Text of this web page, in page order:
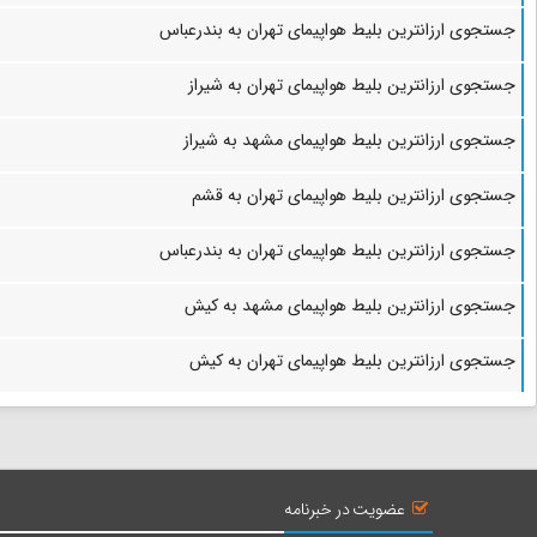
جستجوی ارزانترین بلیط هواپیمای تهران به بندرعباس
جستجوی ارزانترین بلیط هواپیمای تهران به شیراز
جستجوی ارزانترین بلیط هواپیمای مشهد به شیراز
جستجوی ارزانترین بلیط هواپیمای تهران به قشم
جستجوی ارزانترین بلیط هواپیمای تهران به بندرعباس
جستجوی ارزانترین بلیط هواپیمای مشهد به کیش
جستجوی ارزانترین بلیط هواپیمای تهران به کیش
عضویت در خبرنامه